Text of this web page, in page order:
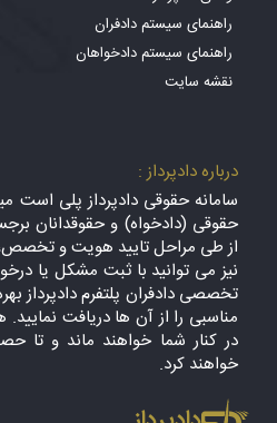
راهنمای سیستم دادفران
راهنمای سیستم دادخواهان
نقشه سایت
درباره دادپرداز :
سامانه حقوقی دادپرداز پلی است
حقوقی (دادخواه) و حقوقدانان
از طی مراحل تایید هویت و
نیز می توانید با ثبت مشکل یا
تخصصی دادفران پلتفرم دادپرداز
مناسبی را از آن ها دریافت
در کنار شما خواهند ماند و تا
خواهند کرد.